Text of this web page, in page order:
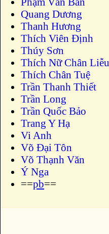
Quang Dương
Thanh Hương
Thích Viên Định
Thúy Sơn
Thích Nữ Chân Liễu
Thích Chân Tuệ
Trần Thanh Thiết
Trần Long
Trần Quốc Bảo
Trang Y Hạ
Vi Anh
Võ Đại Tôn
Võ Thạnh Văn
Ý Nga
==pb==